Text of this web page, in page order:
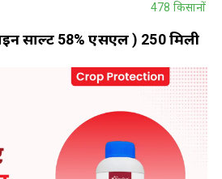
478 किसानों
साल्ट 58% एसएल ) 250 मिली